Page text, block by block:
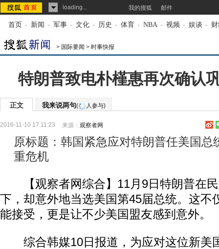
loading... 我的搜狐 邮件
首页 - 新闻 - 军事 - 文化 - 历史 - 体育 - NBA - 视频 - 娱谈 -
> 国际要闻 > 时事快报
特朗普致电朴槿惠再次确认
正文 我来说两句( 人参与)
2016-11-10 17:11:23 来源： 观察者网
原标题：韩国紧急应对特朗普任美国总
重危机
【观察者网综合】11月9日特朗普在民
下，却意外地当选美国第45届总统。这不
能接受，更是让不少美国盟友感到意外。
综合韩媒10日报道，为应对这位新美